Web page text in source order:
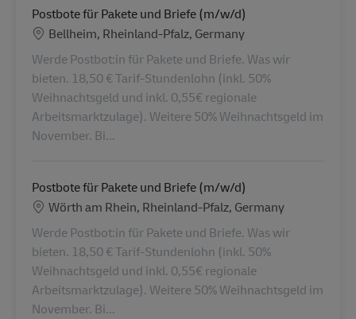
Postbote für Pakete und Briefe (m/w/d)
Location
Bellheim, Rheinland-Pfalz, Germany
Werde Postbot:in für Pakete und Briefe. Was wir
bieten. 18,50 € Tarif-Stundenlohn (inkl. 50%
Weihnachtsgeld und inkl. 0,55€ regionale
Arbeitsmarktzulage). Weitere 50% Weihnachtsgeld im
November. Bi...
Postbote für Pakete und Briefe (m/w/d)
Location
Wörth am Rhein, Rheinland-Pfalz, Germany
Werde Postbot:in für Pakete und Briefe. Was wir
bieten. 18,50 € Tarif-Stundenlohn (inkl. 50%
Weihnachtsgeld und inkl. 0,55€ regionale
Arbeitsmarktzulage). Weitere 50% Weihnachtsgeld im
November. Bi...